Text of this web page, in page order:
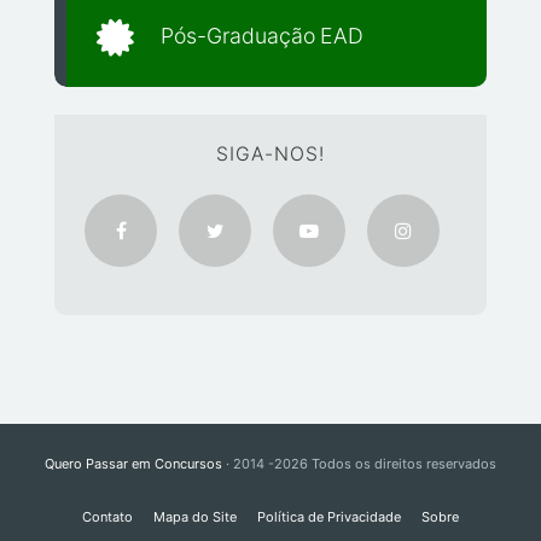
Pós-Graduação EAD
SIGA-NOS!
Quero Passar em Concursos · 2014 -2026 Todos os direitos reservados
Contato Mapa do Site Política de Privacidade Sobre